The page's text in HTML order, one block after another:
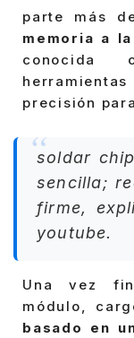
parte más
memoria a
conocida
precisión
soldar
sencilla;
firme,
youtube.
Una vez
módulo,
basado en